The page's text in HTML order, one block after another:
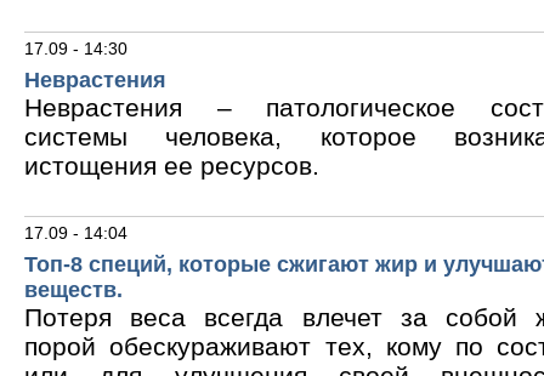
17.09 - 14:30
Неврастения
Неврастения – патологическое
системы человека, которое
истощения ее ресурсов.
17.09 - 14:04
Топ-8 специй, которые сжигают жир и
веществ.
Потеря веса всегда влечет за собой
порой обескураживают тех, кому по